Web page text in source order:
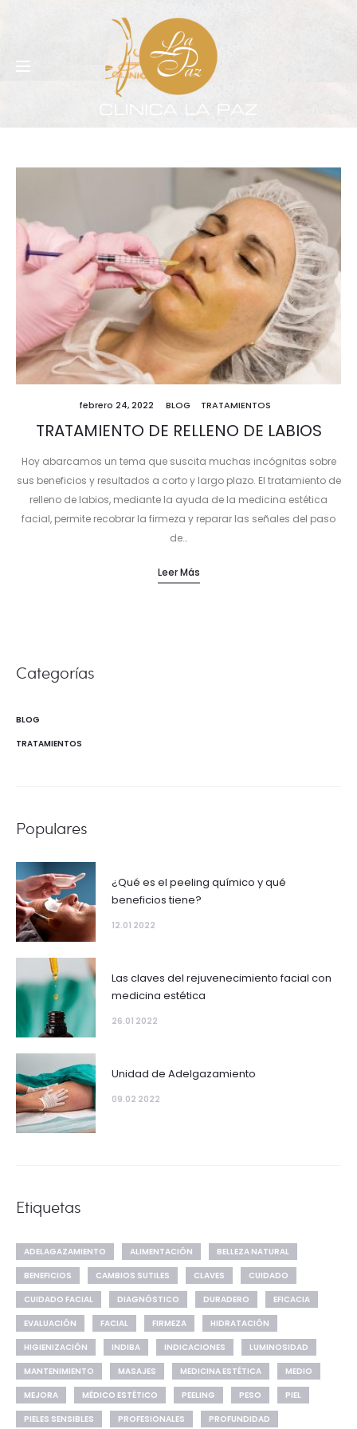
febrero 24, 2022 BLOG TRATAMIENTOS
TRATAMIENTO DE RELLENO DE LABIOS
Hoy abarcamos un tema que suscita muchas incógnitas sobre
sus beneficios y resultados a corto y largo plazo. El tratamiento de
relleno de labios, mediante la ayuda de la medicina estética
facial, permite recobrar la firmeza y reparar las señales del paso
de…
Leer Más
Categorías
BLOG
TRATAMIENTOS
Populares
¿Qué es el peeling químico y qué
beneficios tiene?
12.01 2022
Las claves del rejuvenecimiento facial con
medicina estética
26.01 2022
Unidad de Adelgazamiento
09.02 2022
Etiquetas
ADELAGAZAMIENTO ALIMENTACIÓN
BELLEZA NATURAL
BENEFICIOS
CAMBIOS SUTILES CLAVES
CUIDADO
CUIDADO FACIAL
DIAGNÓSTICO DURADERO
EFICACIA
EVALUACIÓN
FACIAL FIRMEZA
HIDRATACIÓN
HIGIENIZACIÓN
INDIBA INDICACIONES
LUMINOSIDAD
MANTENIMIENTO
MASAJES MEDICINA ESTÉTICA
MEDIO
MEJORA
MÉDICO ESTÉTICO PEELING PESO
PIEL
PIELES SENSIBLES
PROFESIONALES
PROFUNDIDAD